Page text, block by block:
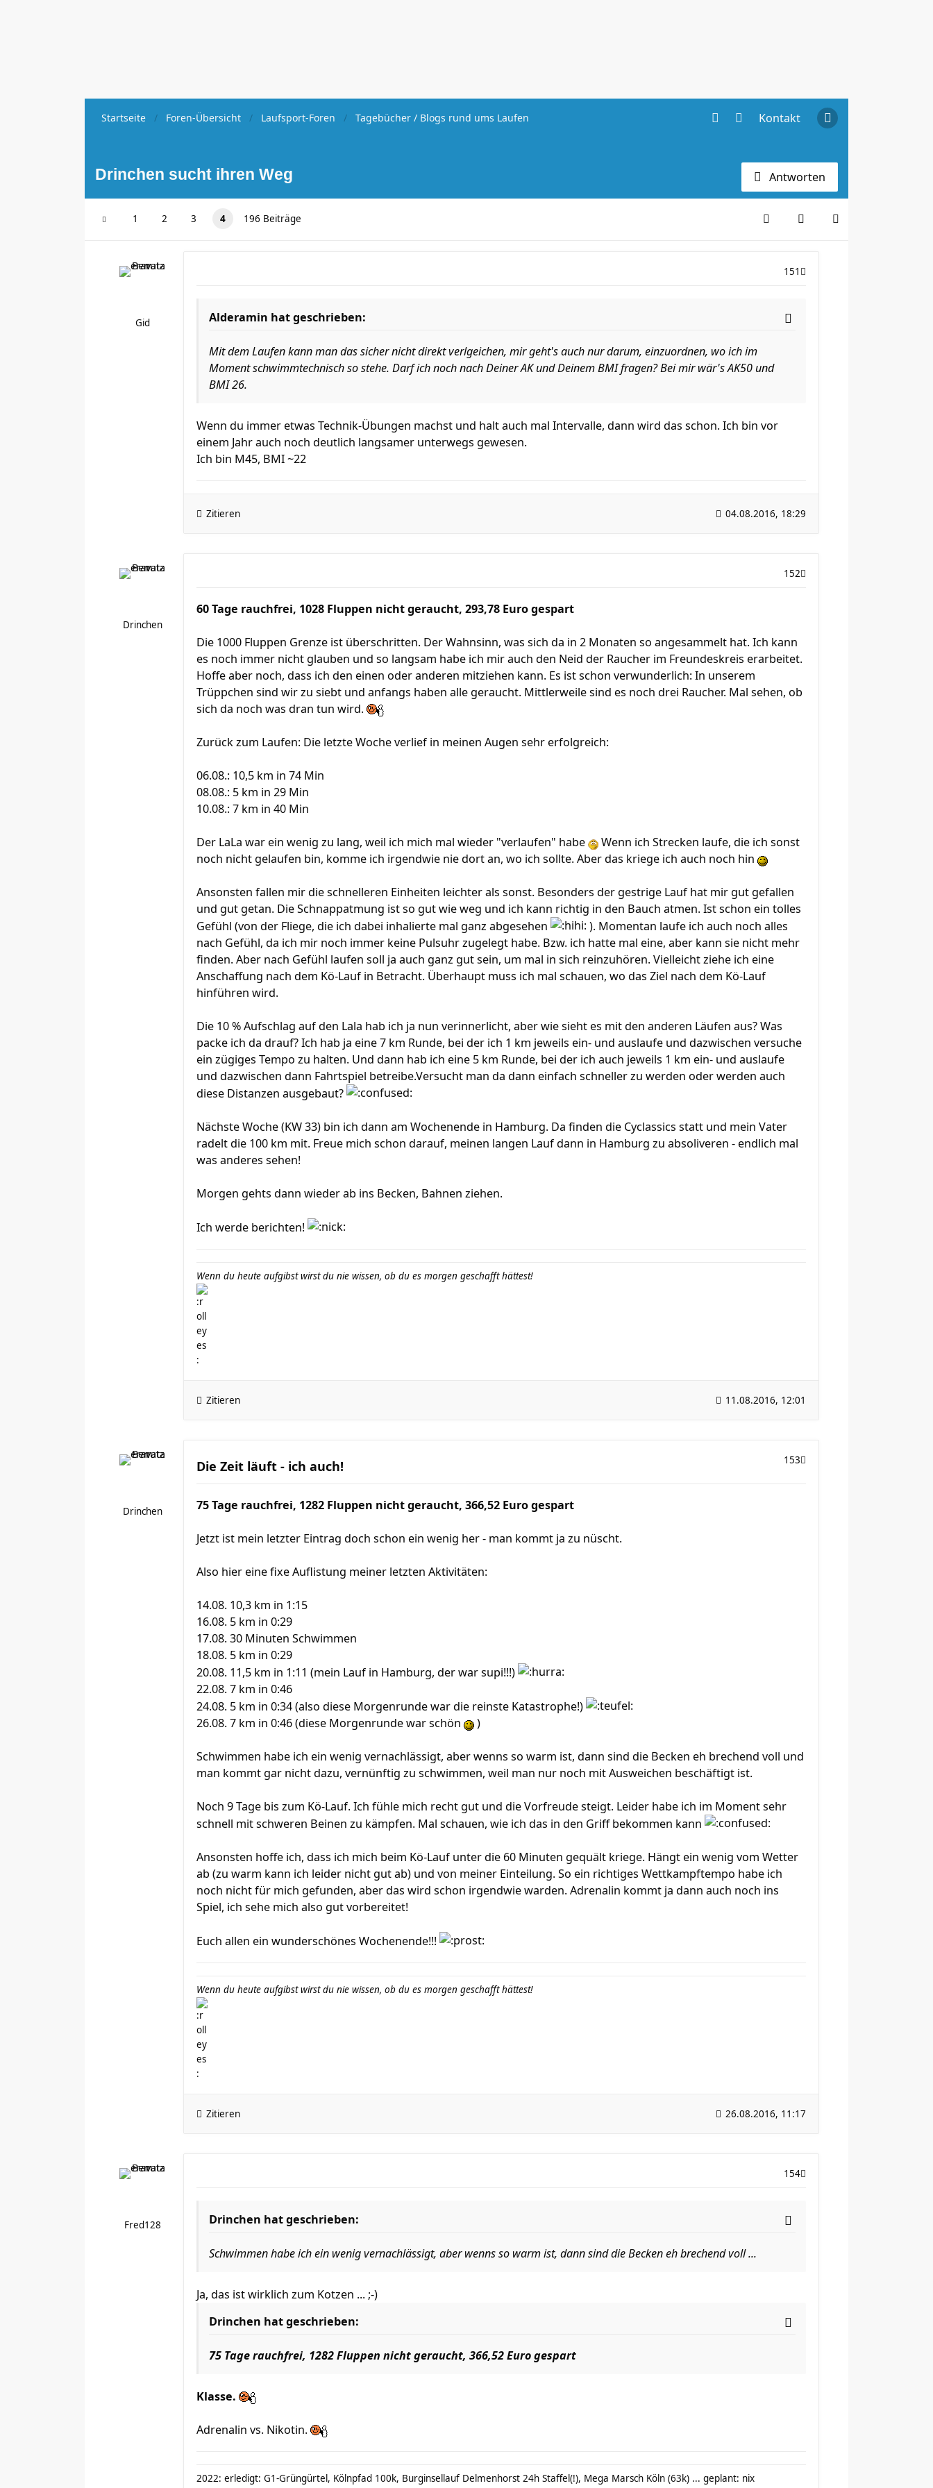
Kontakt
Startseite Foren-Übersicht Laufsport-Foren Tagebücher / Blogs rund ums Laufen
Drinchen sucht ihren Weg Antworten
1 2 3 4 196 Beiträge
Gid
151
Alderamin hat geschrieben:
Mit dem Laufen kann man das sicher nicht direkt verlgeichen, mir geht's auch nur darum, einzuordnen, wo ich im
Moment schwimmtechnisch so stehe. Darf ich noch nach Deiner AK und Deinem BMI fragen? Bei mir wär's AK50 und
BMI 26.
Wenn du immer etwas Technik-Übungen machst und halt auch mal Intervalle, dann wird das schon. Ich bin vor
einem Jahr auch noch deutlich langsamer unterwegs gewesen.
Ich bin M45, BMI ~22
Zitieren 04.08.2016, 18:29
Drinchen
152
60 Tage rauchfrei, 1028 Fluppen nicht geraucht, 293,78 Euro gespart
Die 1000 Fluppen Grenze ist überschritten. Der Wahnsinn, was sich da in 2 Monaten so angesammelt hat. Ich kann
es noch immer nicht glauben und so langsam habe ich mir auch den Neid der Raucher im Freundeskreis erarbeitet.
Hoffe aber noch, dass ich den einen oder anderen mitziehen kann. Es ist schon verwunderlich: In unserem
Trüppchen sind wir zu siebt und anfangs haben alle geraucht. Mittlerweile sind es noch drei Raucher. Mal sehen, ob
sich da noch was dran tun wird.
Zurück zum Laufen: Die letzte Woche verlief in meinen Augen sehr erfolgreich:
06.08.: 10,5 km in 74 Min
08.08.: 5 km in 29 Min
10.08.: 7 km in 40 Min
Der LaLa war ein wenig zu lang, weil ich mich mal wieder "verlaufen" habe
Wenn ich Strecken laufe, die ich sonst
noch nicht gelaufen bin, komme ich irgendwie nie dort an, wo ich sollte. Aber das kriege ich auch noch hin
Ansonsten fallen mir die schnelleren Einheiten leichter als sonst. Besonders der gestrige Lauf hat mir gut gefallen
und gut getan. Die Schnappatmung ist so gut wie weg und ich kann richtig in den Bauch atmen. Ist schon ein tolles
Gefühl (von der Fliege, die ich dabei inhalierte mal ganz abgesehen
). Momentan laufe ich auch noch alles
nach Gefühl, da ich mir noch immer keine Pulsuhr zugelegt habe. Bzw. ich hatte mal eine, aber kann sie nicht mehr
finden. Aber nach Gefühl laufen soll ja auch ganz gut sein, um mal in sich reinzuhören. Vielleicht ziehe ich eine
Anschaffung nach dem Kö-Lauf in Betracht. Überhaupt muss ich mal schauen, wo das Ziel nach dem Kö-Lauf
hinführen wird.
Die 10 % Aufschlag auf den Lala hab ich ja nun verinnerlicht, aber wie sieht es mit den anderen Läufen aus? Was
packe ich da drauf? Ich hab ja eine 7 km Runde, bei der ich 1 km jeweils ein- und auslaufe und dazwischen versuche
ein zügiges Tempo zu halten. Und dann hab ich eine 5 km Runde, bei der ich auch jeweils 1 km ein- und auslaufe
und dazwischen dann Fahrtspiel betreibe.Versucht man da dann einfach schneller zu werden oder werden auch
diese Distanzen ausgebaut?
Nächste Woche (KW 33) bin ich dann am Wochenende in Hamburg. Da finden die Cyclassics statt und mein Vater
radelt die 100 km mit. Freue mich schon darauf, meinen langen Lauf dann in Hamburg zu absoliveren - endlich mal
was anderes sehen!
Morgen gehts dann wieder ab ins Becken, Bahnen ziehen.
Ich werde berichten!
Wenn du heute aufgibst wirst du nie wissen, ob du es morgen geschafft hättest!
Zitieren 11.08.2016, 12:01
Drinchen
Die Zeit läuft - ich auch! 153
75 Tage rauchfrei, 1282 Fluppen nicht geraucht, 366,52 Euro gespart
Jetzt ist mein letzter Eintrag doch schon ein wenig her - man kommt ja zu nüscht.
Also hier eine fixe Auflistung meiner letzten Aktivitäten:
14.08. 10,3 km in 1:15
16.08. 5 km in 0:29
17.08. 30 Minuten Schwimmen
18.08. 5 km in 0:29
20.08. 11,5 km in 1:11 (mein Lauf in Hamburg, der war supi!!!)
22.08. 7 km in 0:46
24.08. 5 km in 0:34 (also diese Morgenrunde war die reinste Katastrophe!)
26.08. 7 km in 0:46 (diese Morgenrunde war schön
)
Schwimmen habe ich ein wenig vernachlässigt, aber wenns so warm ist, dann sind die Becken eh brechend voll und
man kommt gar nicht dazu, vernünftig zu schwimmen, weil man nur noch mit Ausweichen beschäftigt ist.
Noch 9 Tage bis zum Kö-Lauf. Ich fühle mich recht gut und die Vorfreude steigt. Leider habe ich im Moment sehr
schnell mit schweren Beinen zu kämpfen. Mal schauen, wie ich das in den Griff bekommen kann
Ansonsten hoffe ich, dass ich mich beim Kö-Lauf unter die 60 Minuten gequält kriege. Hängt ein wenig vom Wetter
ab (zu warm kann ich leider nicht gut ab) und von meiner Einteilung. So ein richtiges Wettkampftempo habe ich
noch nicht für mich gefunden, aber das wird schon irgendwie warden. Adrenalin kommt ja dann auch noch ins
Spiel, ich sehe mich also gut vorbereitet!
Euch allen ein wunderschönes Wochenende!!!
Wenn du heute aufgibst wirst du nie wissen, ob du es morgen geschafft hättest!
Zitieren 26.08.2016, 11:17
Fred128
154
Drinchen hat geschrieben:
Schwimmen habe ich ein wenig vernachlässigt, aber wenns so warm ist, dann sind die Becken eh brechend voll ...
Ja, das ist wirklich zum Kotzen ... ;-)
Drinchen hat geschrieben:
75 Tage rauchfrei, 1282 Fluppen nicht geraucht, 366,52 Euro gespart
Klasse.
Adrenalin vs. Nikotin.
2022: erledigt: G1-Grüngürtel, Kölnpfad 100k, Burginsellauf Delmenhorst 24h Staffel(!), Mega Marsch Köln (63k) ... geplant: nix